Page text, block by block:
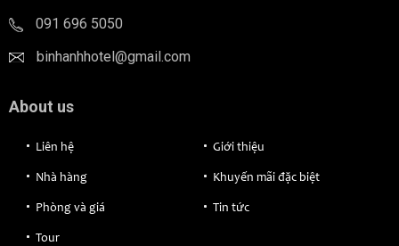
091 696 5050
binhanhhotel@gmail.com
About us
Liên hệ Giới thiệu
Nhà hàng Khuyến mãi đặc biệt
Phòng và giá Tin tức
Tour